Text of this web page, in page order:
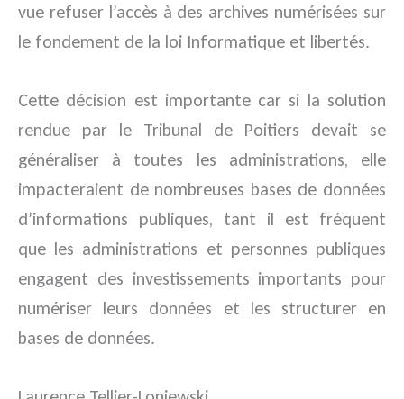
vue refuser l’accès à des archives numérisées sur
le fondement de la loi Informatique et libertés.
Cette décision est importante car si la solution
rendue par le Tribunal de Poitiers devait se
généraliser à toutes les administrations, elle
impacteraient de nombreuses bases de données
d’informations publiques, tant il est fréquent
que les administrations et personnes publiques
engagent des investissements importants pour
numériser leurs données et les structurer en
bases de données.